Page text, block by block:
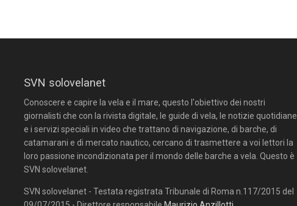
SVN solovelanet
Conoscere e capire la vela e il mare, questo l'obiettivo dei nostri
giornalisti che con la rivista digitale, le guide di vela, le notizie quotidiane
e i servizi speciali in video che trattano di navigazione, di barche, di
catamarani e di mercato nautico, cercano di trasmettere a voi lettori la
loro passione incondizionata per il mondo delle barche a vela. Questo è
SVN solovelanet.
SVN solovelanet - Testata registrata Tribunale di Roma n.117/2015 del